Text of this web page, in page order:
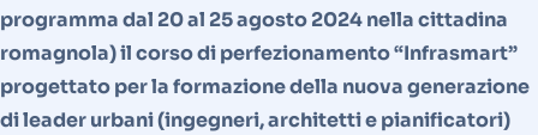
programma dal 20 al 25 agosto 2024 nella cittadina
romagnola) il corso di perfezionamento “Infrasmart”
progettato per la formazione della nuova generazione
di leader urbani (ingegneri, architetti e pianificatori)